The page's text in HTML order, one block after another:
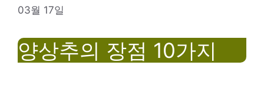
03월 17일
양상추의 장점 10가지